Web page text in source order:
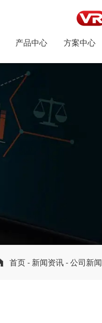
产品中心 方案中心
首页- 新闻资讯-公司新闻